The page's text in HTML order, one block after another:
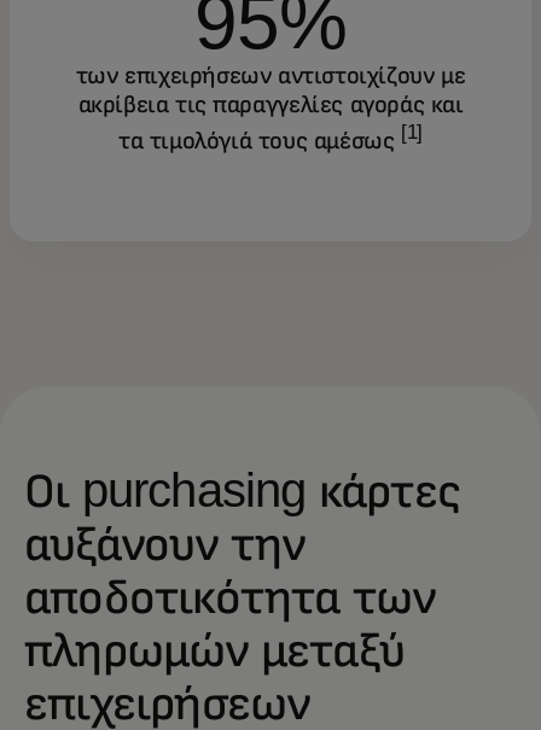
95%
των επιχειρήσεων αντιστοιχίζουν με
ακρίβεια τις παραγγελίες αγοράς και
τα τιμολόγιά τους αμέσως [1]
Οι purchasing κάρτες
αυξάνουν την
αποδοτικότητα των
πληρωμών μεταξύ
επιχειρήσεων